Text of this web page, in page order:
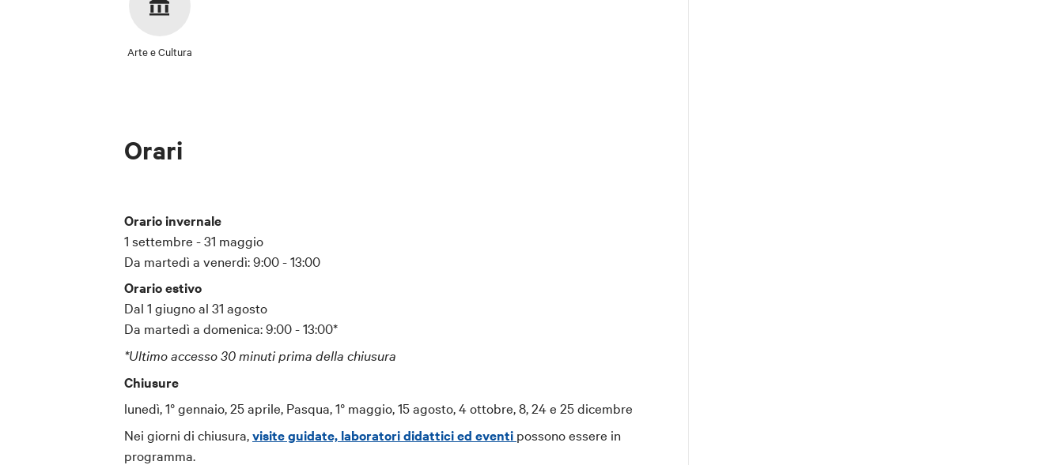
Arte e Cultura
Orari
Orario invernale
1 settembre - 31 maggio
Da martedì a venerdì: 9:00 - 13:00
Orario estivo
Dal 1 giugno al 31 agosto
Da martedì a domenica: 9:00 - 13:00*
*Ultimo accesso 30 minuti prima della chiusura
Chiusure
lunedì, 1° gennaio, 25 aprile, Pasqua, 1° maggio, 15 agosto, 4 ottobre, 8, 24 e 25 dicembre
Nei giorni di chiusura,visite guidate, laboratori didattici ed eventi possono essere in
programma.